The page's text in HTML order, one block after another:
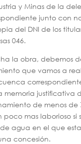
y Minas de la
junto con
del DNI de los
046.
la obra, debemos
que vamos a
memoria justificativa
de menos de
mas laborioso si
agua en el que
concesión.